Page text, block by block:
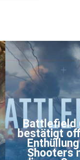
Battlefield
bestätigt
Shooters